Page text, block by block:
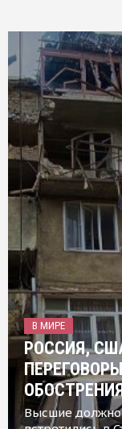
В МИРЕ
РОССИЯ,
Высшие